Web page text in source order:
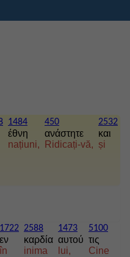
1484
έθνη
națiuni,
450
ανάστητε
Ridicați-vă,
2532
και
și
1722
εν
în
2588
καρδία
inima
1473
αυτού
lui,
5100
τις
Cine